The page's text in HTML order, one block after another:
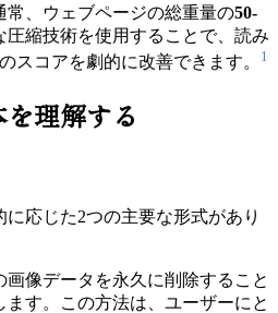
常、ウェブページの総重量の50-
圧縮技術を使用することで、読み
スコアを劇的に改善できます。
1
理解する
応じた2つの主要な形式があり
画像データを永久に削除すること
す。この方法は、ユーザーにと